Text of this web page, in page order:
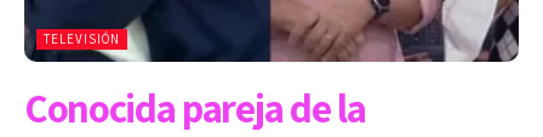
TELEVISIÓN
Conocida pareja de la